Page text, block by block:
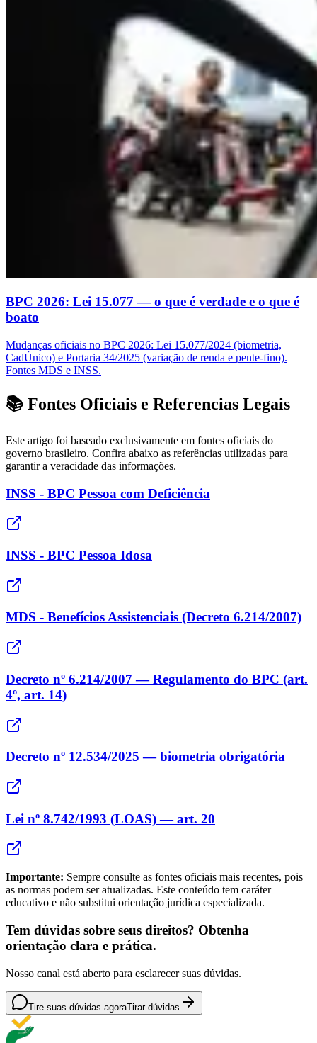
BPC 2026: Lei 15.077 — o que é verdade e o que é
boato
Mudanças oficiais no BPC 2026: Lei 15.077/2024 (biometria,
CadÚnico) e Portaria 34/2025 (variação de renda e pente-fino).
Fontes MDS e INSS.
📚 Fontes Oficiais e Referencias Legais
Este artigo foi baseado exclusivamente em fontes oficiais do
governo brasileiro. Confira abaixo as referências utilizadas para
garantir a veracidade das informações.
INSS - BPC Pessoa com Deficiência
INSS - BPC Pessoa Idosa
MDS - Benefícios Assistenciais (Decreto 6.214/2007)
Decreto nº 6.214/2007 — Regulamento do BPC (art.
4º, art. 14)
Decreto nº 12.534/2025 — biometria obrigatória
Lei nº 8.742/1993 (LOAS) — art. 20
Importante: Sempre consulte as fontes oficiais mais recentes, pois
as normas podem ser atualizadas. Este conteúdo tem caráter
educativo e não substitui orientação jurídica especializada.
Tem dúvidas sobre seus direitos? Obtenha
orientação clara e prática.
Nosso canal está aberto para esclarecer suas dúvidas.
Tire suas dúvidas agoraTirar dúvidas